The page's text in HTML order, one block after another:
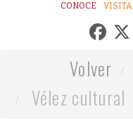
CONOCE VISITA
Volver
Vélez cultural